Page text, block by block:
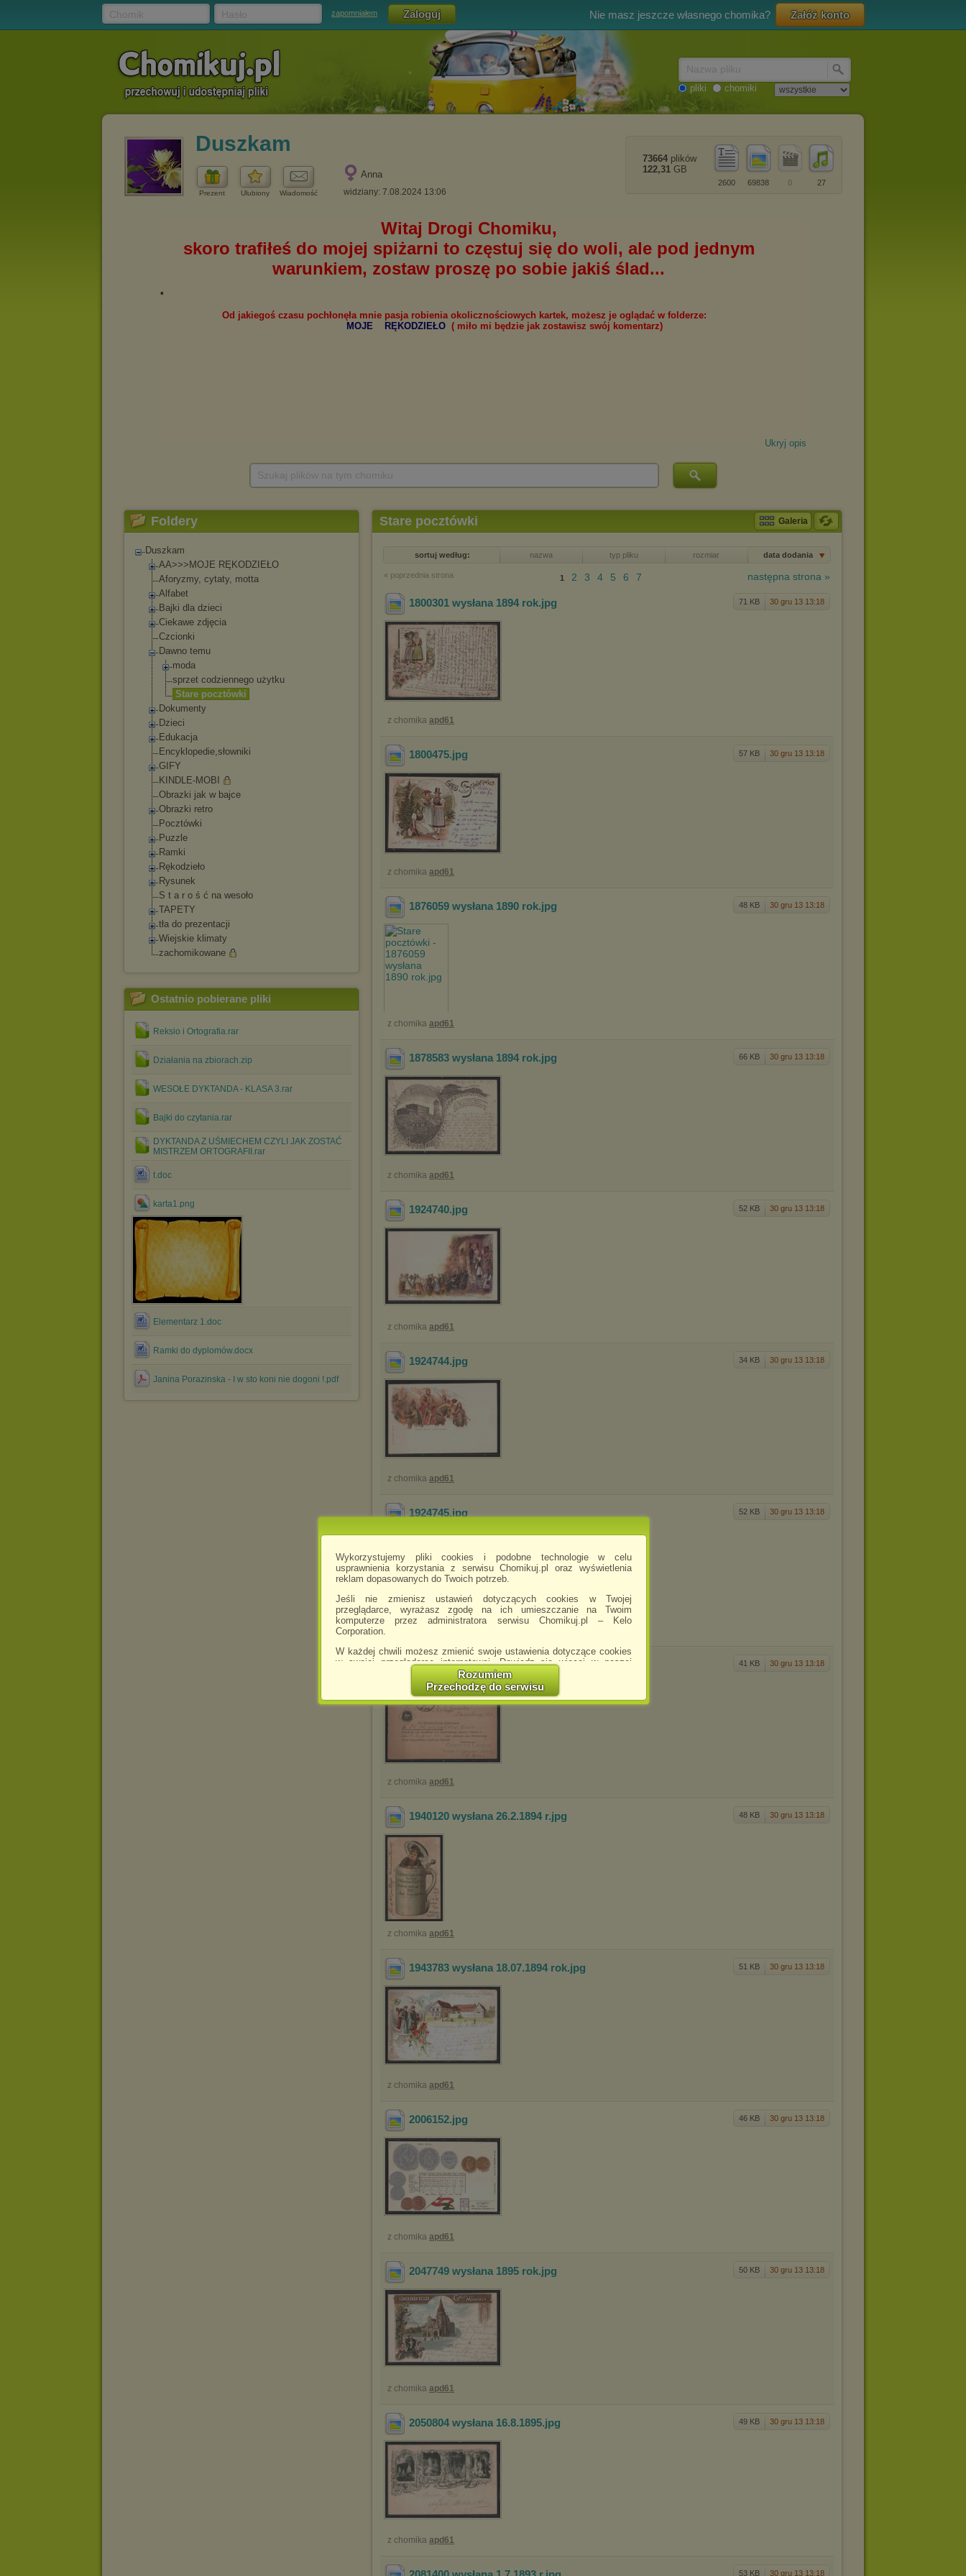
Wykorzystujemy pliki cookies i podobne technologie w celu
usprawnienia korzystania z serwisu Chomikuj.pl oraz wyświetlenia
reklam dopasowanych do Twoich potrzeb.
Jeśli nie zmienisz ustawień dotyczących cookies w Twojej
przeglądarce, wyrażasz zgodę na ich umieszczanie na Twoim
komputerze przez administratora serwisu Chomikuj.pl – Kelo
Corporation.
W każdej chwili możesz zmienić swoje ustawienia dotyczące cookies
w swojej przeglądarce internetowej. Dowiedz się więcej w naszej
http://chomikuj.pl/PolitykaPrywatnosci.aspx
Jednocześnie informujemy że zmiana ustawień przeglądarki może
spowodować ograniczenie korzystania ze strony Chomikuj.pl.
W przypadku braku twojej zgody na akceptację cookies niestety
prosimy o opuszczenie serwisu chomikuj.pl.
Wykorzystanie plików cookies
(dostosowanie reklam do Twoich potrzeb, analiza skuteczności działań
marketingowych).
będzie dopasowana do Twoich preferencji, a będzie to reklama
wyświetlona przypadkowo.
Istnieje możliwość zmiany ustawień przeglądarki internetowej w
sposób uniemożliwiający przechowywanie plików cookies na
urządzeniu końcowym. Można również usunąć pliki cookies,
dokonując odpowiednich zmian w ustawieniach przeglądarki
Pełną informację na ten temat znajdziesz pod adresem
http://chomikuj.pl/PolitykaPrywatnosci.aspx
Rozumiem
Przechodzę do serwisu
zapomniałem Nie masz jeszcze własnego chomika? Załóż konto
pliki chomiki
Duszkam
Prezent Ulubiony Wiadomość
Anna
widziany: 7.08.2024 13:06
27
0
69838
2600
73664 plików
122,31 GB
Ukryj opis
Foldery
Duszkam
AA>>>MOJ E RĘKODZIEŁO
Aforyzmy, cytaty, motta
Alfabet
Bajki dla dzieci
Ciekawe zdjęcia
Czcionki
Dawno temu
moda
sprzet codziennego użytku
Stare pocztówki
Dokumenty
Dzieci
Edukacja
Encyklopedie,słowniki
GIFY
KINDLE-MOBI
Obrazki jak w bajce
Obrazki retro
Pocztówki
Puzzle
Ramki
Rękodzieło
Rysunek
S t a r o ś ć na wesoło
TAPETY
tła do prezentacji
Wiejskie klimaty
zachomikowane
Ostatnio pobierane pliki
Reksio i Ortografia.rar
Działania na zbiorach.zip
WESOŁE DYKTANDA - KLASA 3.rar
Bajki do czytania.rar
DYKTANDA Z UŚMIECHEM CZYLI JAK ZOSTAĆ
MISTRZEM ORTOGRAFII.rar
t.doc
karta1.png
Elementarz 1.doc
Ramki do dyplomów.docx
Janina Porazinska - I w sto koni nie dogoni !.pdf
Stare pocztówki Galeria
sortuj według: nazwa typ pliku rozmiar data dodania
« poprzednia strona następna strona »
1 2 3 4 5 6 7
71 KB 30 gru 13 13:18
1800301 wysłana 1894 rok.jpg
z chomika apd61
57 KB 30 gru 13 13:18
1800475.jpg
z chomika apd61
48 KB 30 gru 13 13:18
1876059 wysłana 1890 rok.jpg
z chomika apd61
66 KB 30 gru 13 13:18
1878583 wysłana 1894 rok.jpg
z chomika apd61
52 KB 30 gru 13 13:18
1924740.jpg
z chomika apd61
34 KB 30 gru 13 13:18
1924744.jpg
z chomika apd61
52 KB 30 gru 13 13:18
1924745.jpg
41 KB 30 gru 13 13:18
1925659 wysłana 17.styczeń 1880 roku .jpg
z chomika apd61
48 KB 30 gru 13 13:18
1940120 wysłana 26.2.1894 r.jpg
z chomika apd61
51 KB 30 gru 13 13:18
1943783 wysłana 18.07.1894 rok.jpg
z chomika apd61
46 KB 30 gru 13 13:18
2006152.jpg
z chomika apd61
50 KB 30 gru 13 13:18
2047749 wysłana 1895 rok.jpg
z chomika apd61
49 KB 30 gru 13 13:18
2050804 wysłana 16.8.1895.jpg
z chomika apd61
53 KB 30 gru 13 13:18